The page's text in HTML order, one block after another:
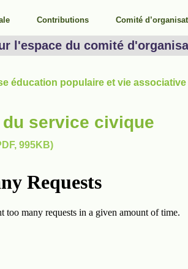
Contributions Comité
l'espace du comité
éducation populaire et vie associative
du service civique
995KB)